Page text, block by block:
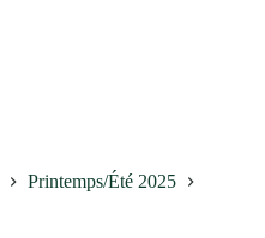
Printemps/Été 2025